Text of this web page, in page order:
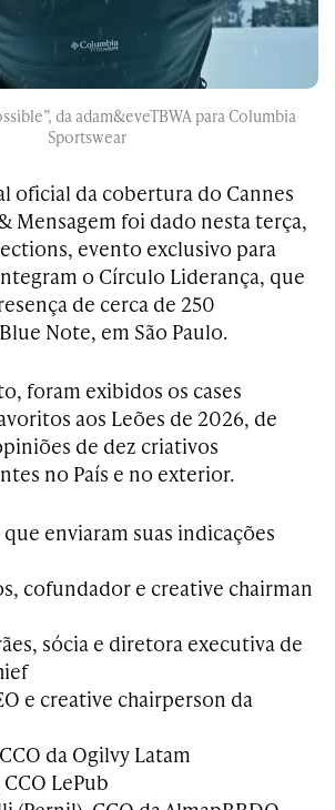
da adam&eveTBWA para Columbia
Sportswear
oficial da cobertura do Cannes
Mensagem foi dado nesta terça,
evento exclusivo para
o Círculo Liderança, que
de cerca de 250
Note, em São Paulo.
foram exibidos os cases
aos Leões de 2026, de
de dez criativos
no País e no exterior.
enviaram suas indicações
cofundador e creative chairman
sócia e diretora executiva de
e creative chairperson da
da Ogilvy Latam
LePub